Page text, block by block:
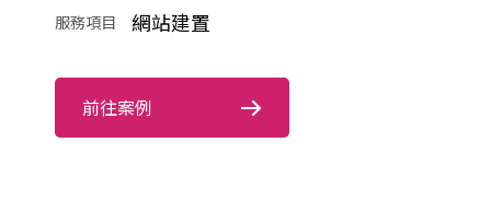
服務項目 網站建置
前往案例